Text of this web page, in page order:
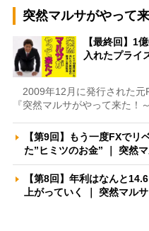
突然マルサがやって来
【最終回】1
入れたプライ
2009年12月に発行された元
『突然マルサがやって来た！
【第9回】もう一度FXで
た”ヒミツのお金” ｜ 突然
【第8回】年利はなんと
上がっていく ｜ 突然マル